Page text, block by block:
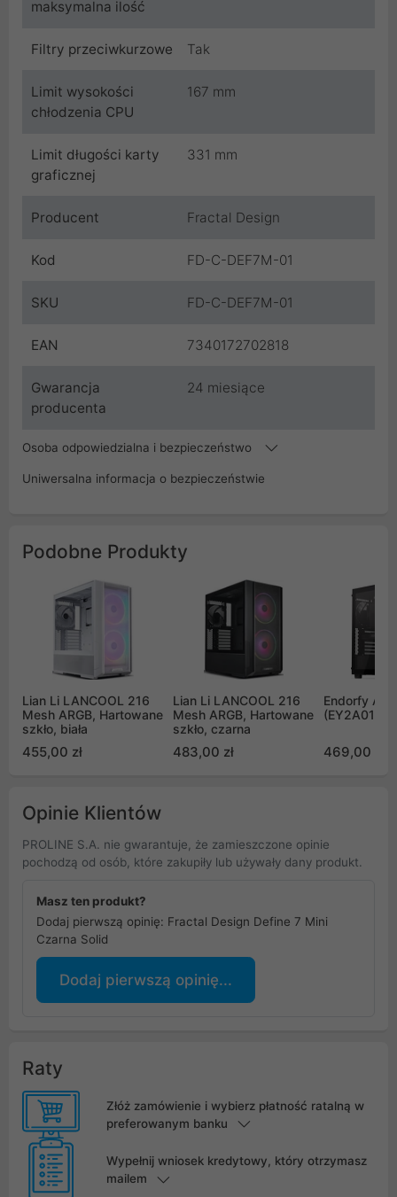
maksymalna ilość
Filtry przeciwkurzowe Tak
Limit wysokości
chłodzenia CPU
167 mm
Limit długości karty
graficznej
331 mm
Producent Fractal Design
Kod FD-C-DEF7M-01
SKU FD-C-DEF7M-01
EAN 7340172702818
Gwarancja
producenta
24 miesiące
Osoba odpowiedzialna i bezpieczeństwo
Uniwersalna informacja o bezpieczeństwie
Podobne Produkty
Lian Li LANCOOL 216
Mesh ARGB, Hartowane
szkło, biała
455,00 zł
Lian Li LANCOOL 216
Mesh ARGB, Hartowane
szkło, czarna
483,00 zł
Endorfy
(EY2A010)
469,00 zł
Opinie Klientów
PROLINE S.A. nie gwarantuje, że zamieszczone opinie
pochodzą od osób, które zakupiły lub używały dany produkt.
Masz ten produkt?
Dodaj pierwszą opinię: Fractal Design Define 7 Mini
Czarna Solid
Dodaj pierwszą opinię...
Raty
Złóż zamówienie i wybierz płatność ratalną w
preferowanym banku
Wypełnij wniosek kredytowy, który otrzymasz
mailem